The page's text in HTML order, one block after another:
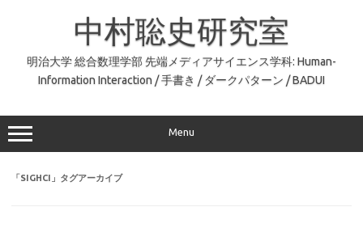
中村聡史研究室
明治大学 総合数理学部 先端メディアサイエンス学科: Human-
Information Interaction / 手書き / ダークパターン / BADUI
Menu
「SIGHCI 」タグアーカイブ